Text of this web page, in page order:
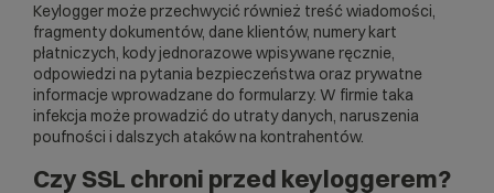
Keylogger może przechwycić również treść wiadomości,
fragmenty dokumentów, dane klientów, numery kart
płatniczych, kody jednorazowe wpisywane ręcznie,
odpowiedzi na pytania bezpieczeństwa oraz prywatne
informacje wprowadzane do formularzy. W firmie taka
infekcja może prowadzić do utraty danych, naruszenia
poufności i dalszych ataków na kontrahentów.
Czy SSL chroni przed keyloggerem?